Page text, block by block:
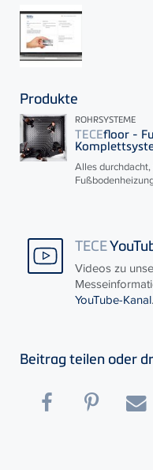
Produkte
ROHRSYSTEME
TECEfloor -
Alles
TECE
Videos zu
YouTube-Kanal.
Beitrag teilen oder